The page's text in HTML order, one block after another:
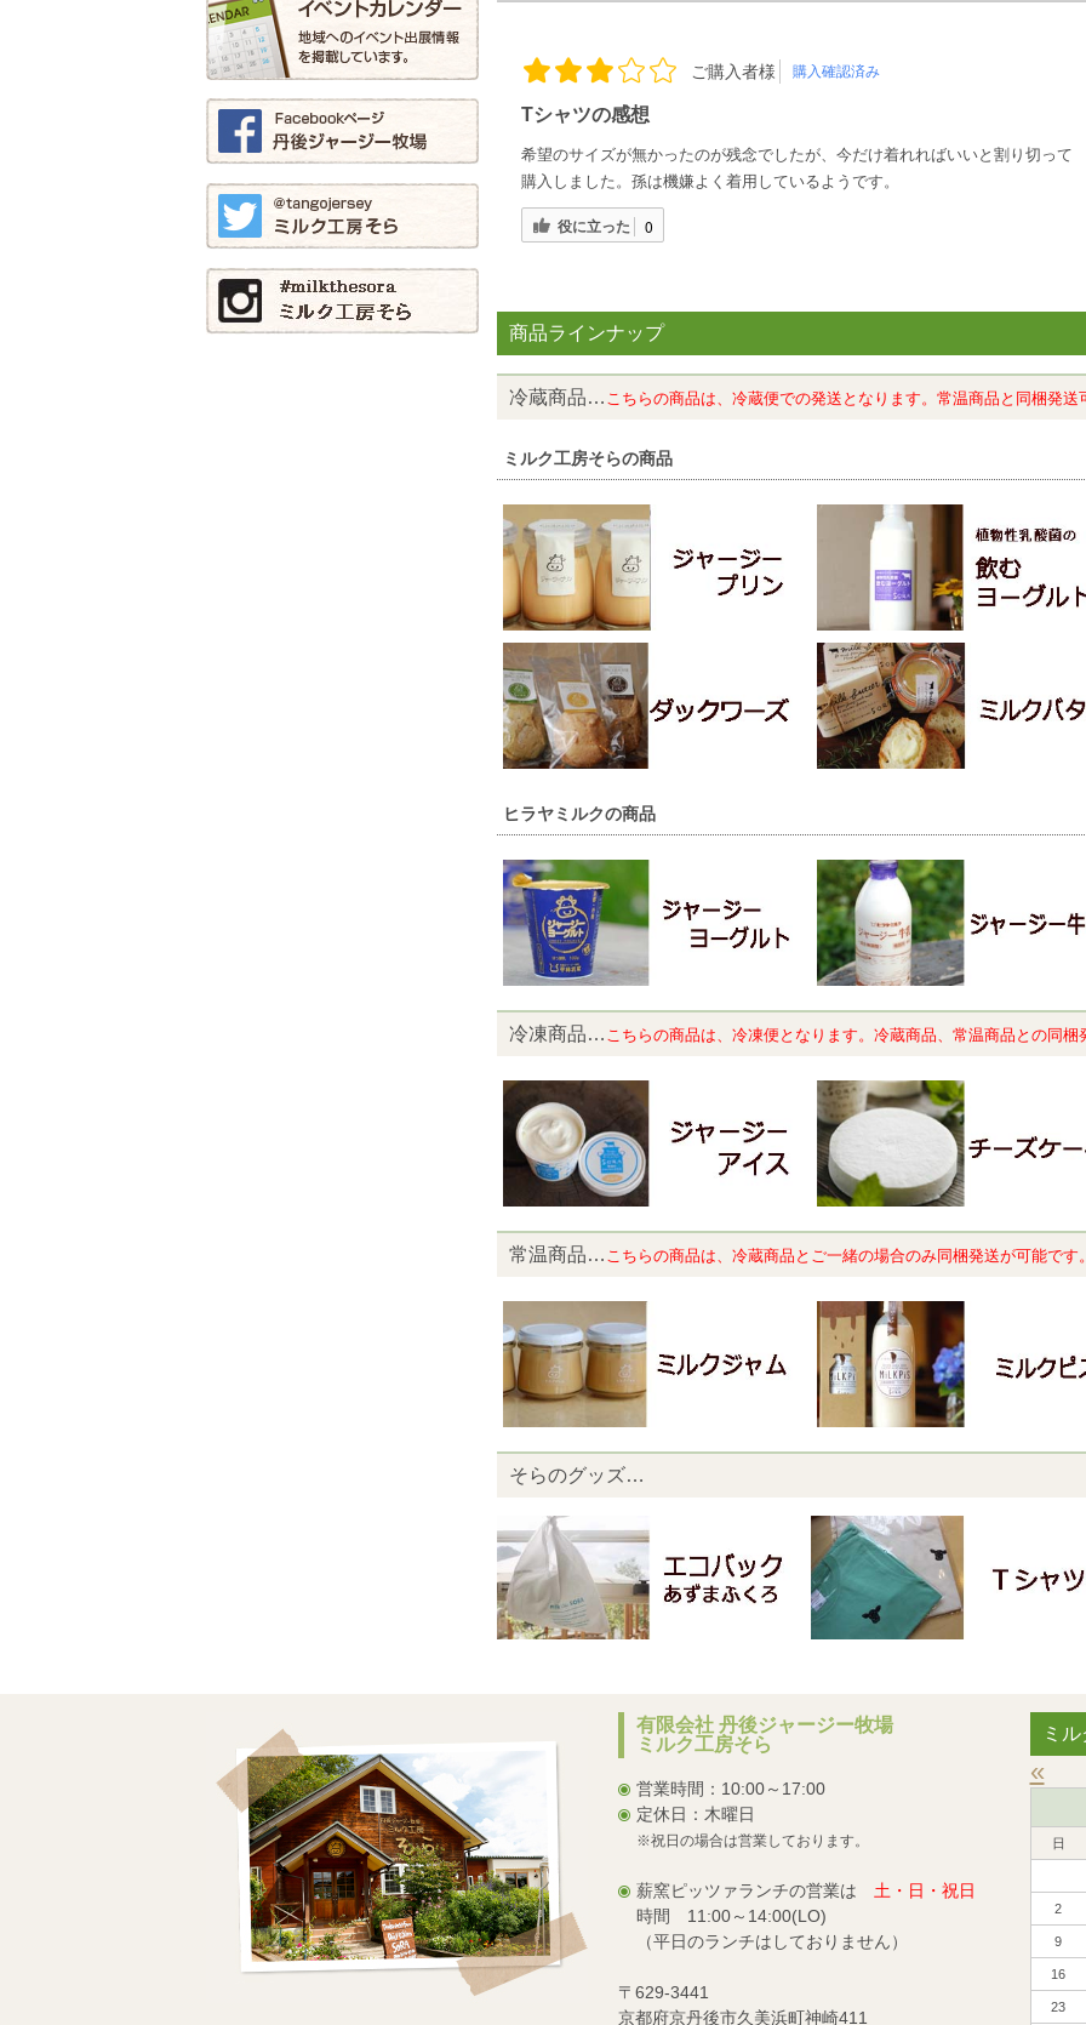
ご購入者様 購入確認済み
Tシャツの感想
希望のサイズが無かったのが残念でしたが、今だけ着れればいいと割り切って
購入しました。孫は機嫌よく着用しているようです。
役に立った 0
商品ラインナップ
冷蔵商品… こちらの商品は、冷蔵便での発送となります。常温商品と同梱発
ミルク工房そらの商品
ヒラヤミルクの商品
冷凍商品… こちらの商品は、冷凍便となります。冷蔵商品、常温商品との同梱
常温商品… こちらの商品は、 冷蔵商品とご一緒の場合のみ同梱発送が可能で
そらのグッズ…
有限会社 丹後ジャージー牧場
ミルク工房そら
営業時間：10:00～17:00
定休日：木曜日
※祝日の場合は営業しております。
薪窯ピッツァランチの営業は 土・日・祝日
時間 11:00～14:00(LO)
（平日のランチはしておりません）
〒629-3441
京都府京丹後市久美浜町神崎411
ミ
«
日
2
9
16
23